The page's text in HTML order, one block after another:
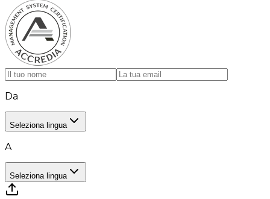
Da
Seleziona lingua
A
Seleziona lingua